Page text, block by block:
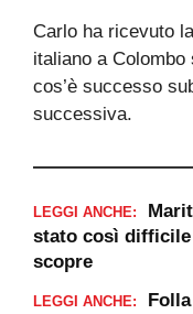
Carlo ha ricevuto
italiano a
cos’è successo
successiva.
LEGGI ANCHE:
stato così
scopre
LEGGI ANCHE: